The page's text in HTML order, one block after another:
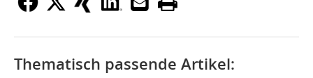
Thematisch passende Artikel: